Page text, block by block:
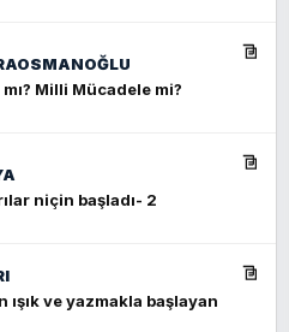
Milli Mücadele mi?
niçin başladı- 2
ışık ve yazmakla başlayan